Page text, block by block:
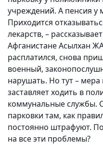
учреждений. А пенсия у
Приходится
лекарств, –
Афганистане Асылхан
расплатился, снова
военный,
нарушать. Но тут –
заставляет ходить в
коммунальные службы.
парковки там, как
постоянно штрафуют.
на все эти проблемы?